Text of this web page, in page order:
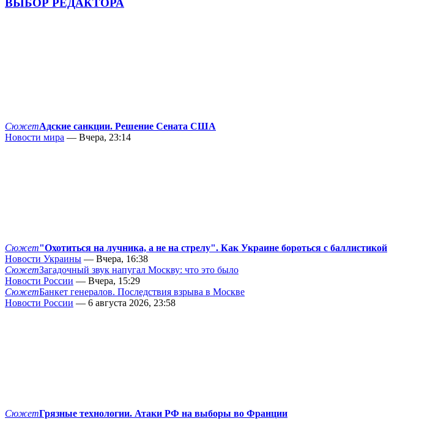
ВЫБОР РЕДАКТОРА
СюжетАдские санкции. Решение Сената США
Новости мира — Вчера, 23:14
Сюжет"Охотиться на лучника, а не на стрелу". Как Украине бороться с баллистикой
Новости Украины — Вчера, 16:38
СюжетЗагадочный звук напугал Москву: что это было
Новости России — Вчера, 15:29
СюжетБанкет генералов. Последствия взрыва в Москве
Новости России — 6 августа 2026, 23:58
СюжетГрязные технологии. Атаки РФ на выборы во Франции